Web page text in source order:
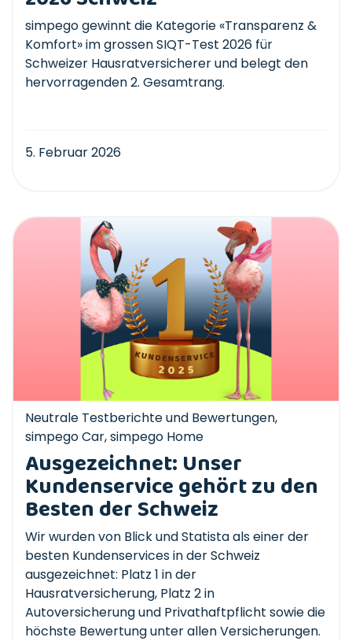
simpego gewinnt die Kategorie «Transparenz &
Komfort» im grossen SIQT-Test 2026 für
Schweizer Hausratversicherer und belegt den
hervorragenden 2. Gesamtrang.
5. Februar 2026
Neutrale Testberichte und Bewertungen,
simpego Car,simpego Home
Ausgezeichnet: Unser
Kundenservice gehört zu den
Besten der Schweiz
Wir wurden von Blick und Statista als einer der
besten Kundenservices in der Schweiz
ausgezeichnet: Platz 1 in der
Hausratversicherung, Platz 2 in
Autoversicherung und Privathaftpflicht sowie die
höchste Bewertung unter allen Versicherungen.